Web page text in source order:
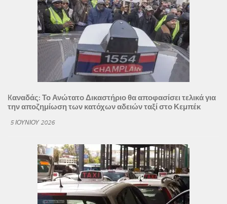
Kαναδάς: Το Ανώτατο Δικαστήριο θα αποφασίσει τελικά για
την αποζημίωση των κατόχων αδειών ταξί στο Κεμπέκ
5 ΙΟΥΝΊΟΥ 2026